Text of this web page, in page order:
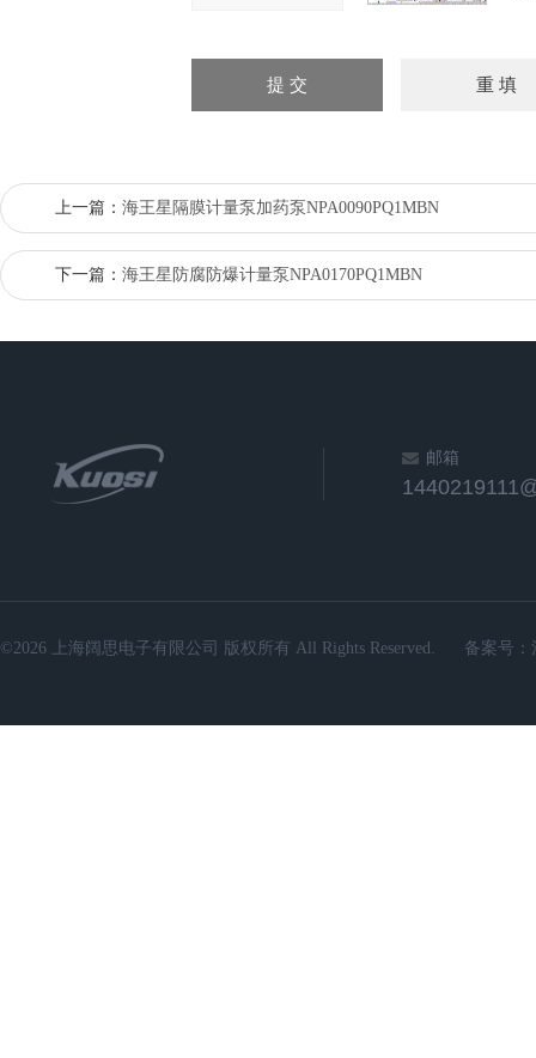
上一篇： 海王星隔膜计量泵加药泵NPA0090PQ1MBN
下一篇： 海王星防腐防爆计量泵NPA0170PQ1MBN
邮箱
©2026 上海阔思电子有限公司 版权所有 All Rights Reserved. 备案号：